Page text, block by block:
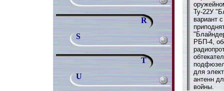
R
S
T
U
Ту-22У
вариант
РБП-4,
для
антенн
войны.